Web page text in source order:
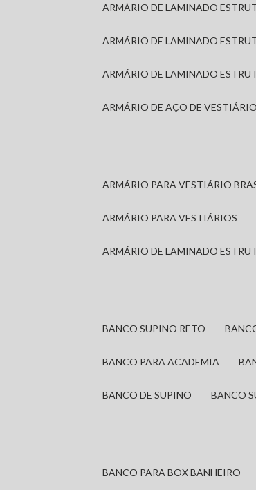
ARMÁRIO DE LAMINADO
ARMÁRIO DE LAMINADO
ARMÁRIO DE LAMINADO
ARMÁRIO DE AÇO DE VESTIÁRIO
ARMÁRIO PARA VESTIÁRIO
ARMÁRIO PARA VESTIÁRIOS
ARMÁRIO DE LAMINADO
BANCO SUPINO RETO
BANCO PARA ACADEMIA
BANCO DE SUPINO BANCO
BANCO PARA BOX BANHEIRO